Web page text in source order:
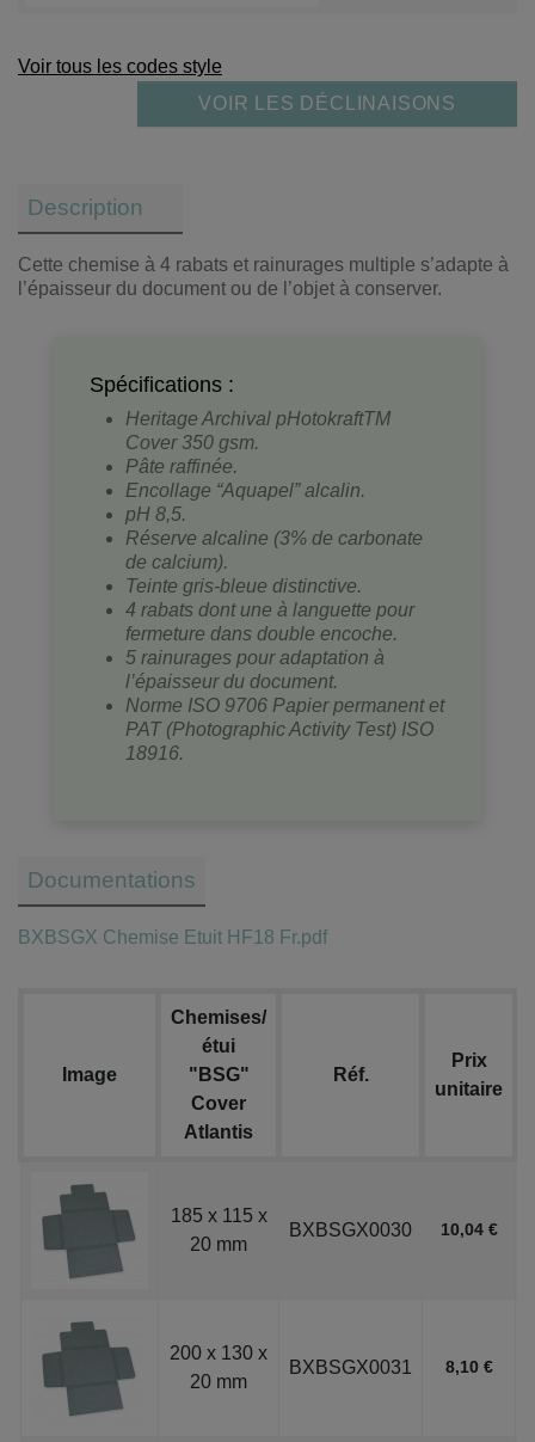
Voir tous les codes style
VOIR LES DÉCLINAISONS
Description
Cette chemise à 4 rabats et rainurages multiple s’adapte à
l’épaisseur du document ou de l’objet à conserver.
Spécifications :
Heritage Archival pHotokraftTM
Cover 350 gsm.
Pâte raffinée.
Encollage “Aquapel” alcalin.
pH 8,5.
Réserve alcaline (3% de carbonate
de calcium).
Teinte gris-bleue distinctive.
4 rabats dont une à languette pour
fermeture dans double encoche.
5 rainurages pour adaptation à
l’épaisseur du document.
Norme ISO 9706 Papier permanent et
PAT (Photographic Activity Test) ISO
18916.
Documentations
BXBSGX Chemise Etuit HF18 Fr.pdf
Image
Chemises/
étui
"BSG"
Cover
Atlantis
Réf.
Prix
unitaire
185 x 115 x
20 mm
BXBSGX0030 10,04 €
200 x 130 x
20 mm
BXBSGX0031 8,10 €